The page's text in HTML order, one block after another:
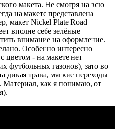
макета. Не смотря на всю
на макете представлена
макет Nickel Plate Road
вполне себе зелёные
внимание на оформление.
Особенно интересно
цветом - на макете нет
футбольных газонов), зато во
дикая трава, мягкие переходы
Материал, как я понимаю, от